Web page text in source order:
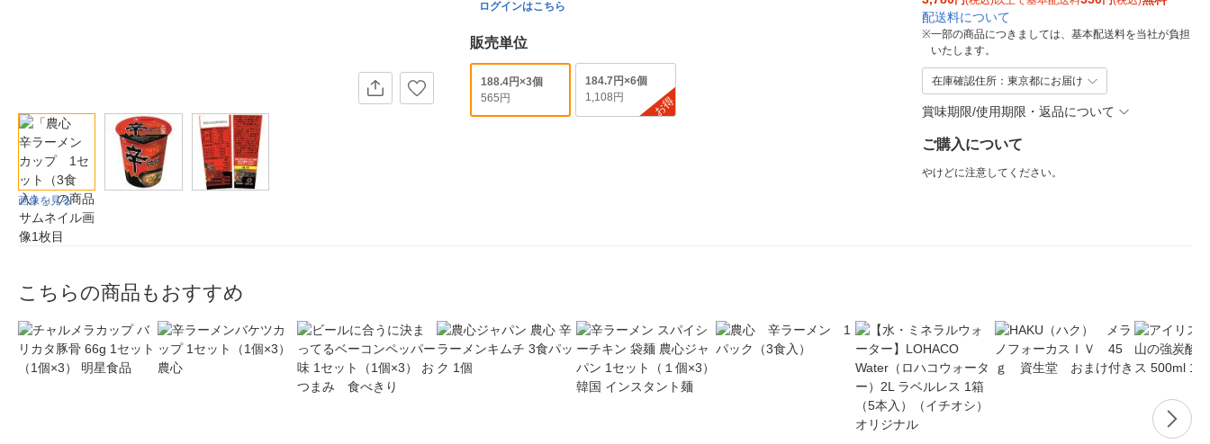
画像を見る
ログインはこちら
販売単位
188.4円×3個
565円
184.7円×6個
1,108円
お得
配送料について
※一部の商品につきましては、基本配送料を当社が負担
いたします。
在庫確認住所：東京都にお届け
賞味期限/使用期限・返品について
ご購入について
やけどに注意してください。
こちらの商品もおすすめ